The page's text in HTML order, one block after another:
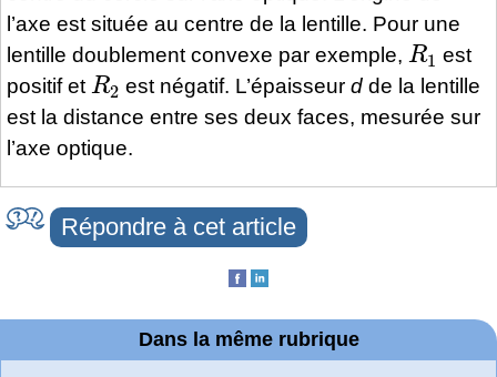
l’axe est située au centre de la lentille. Pour une
lentille doublement convexe par exemple,
R1
est
positif et
R2
est négatif. L’épaisseur dde la lentille
est la distance entre ses deux faces, mesurée sur
l’axe optique.
Répondre à cet article
Dans la même rubrique